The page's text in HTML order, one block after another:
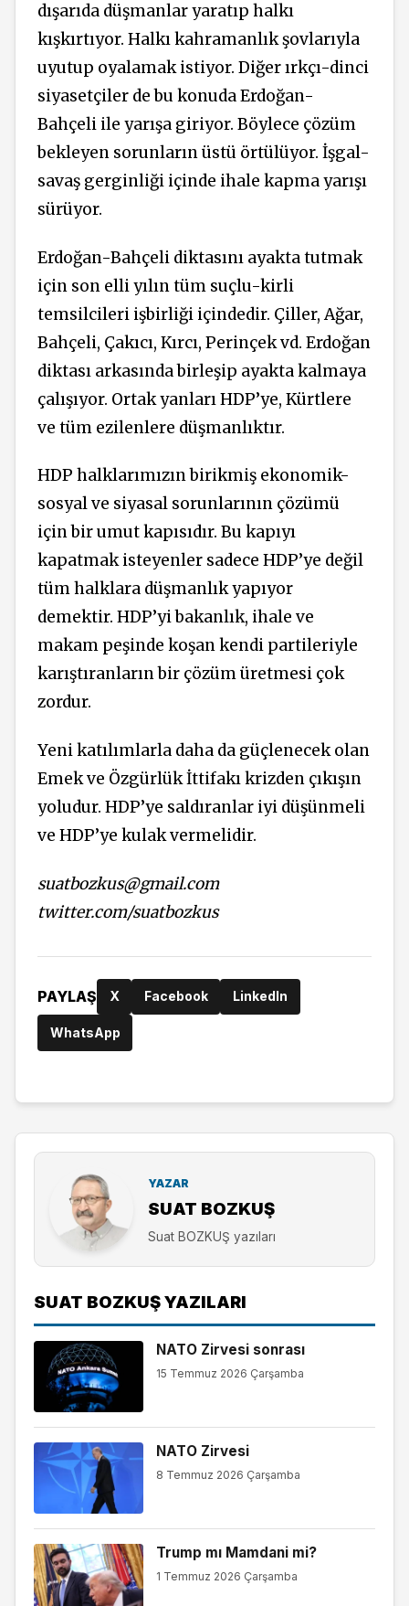
dışarıda düşmanlar yaratıp halkı
kışkırtıyor. Halkı kahramanlık şovlarıyla
uyutup oyalamak istiyor. Diğer ırkçı-dinci
siyasetçiler de bu konuda Erdoğan-
Bahçeli ile yarışa giriyor. Böylece çözüm
bekleyen sorunların üstü örtülüyor. İşgal-
savaş gerginliği içinde ihale kapma yarışı
sürüyor.
Erdoğan-Bahçeli diktasını ayakta tutmak
için son elli yılın tüm suçlu-kirli
temsilcileri işbirliği içindedir. Çiller, Ağar,
Bahçeli, Çakıcı, Kırcı, Perinçek vd. Erdoğan
diktası arkasında birleşip ayakta kalmaya
çalışıyor. Ortak yanları HDP’ye, Kürtlere
ve tüm ezilenlere düşmanlıktır.
HDP halklarımızın birikmiş ekonomik-
sosyal ve siyasal sorunlarının çözümü
için bir umut kapısıdır. Bu kapıyı
kapatmak isteyenler sadece HDP’ye değil
tüm halklara düşmanlık yapıyor
demektir. HDP’yi bakanlık, ihale ve
makam peşinde koşan kendi partileriyle
karıştıranların bir çözüm üretmesi çok
zordur.
Yeni katılımlarla daha da güçlenecek olan
Emek ve Özgürlük İttifakı krizden çıkışın
yoludur. HDP’ye saldıranlar iyi düşünmeli
ve HDP’ye kulak vermelidir.
suatbozkus@gmail.com
twitter.com/suatbozkus
PAYLAŞ X Facebook LinkedIn
WhatsApp
YAZAR
SUAT BOZKUŞ
Suat BOZKUŞ yazıları
SUAT BOZKUŞ YAZILARI
NATO Zirvesi sonrası
15 Temmuz 2026 Çarşamba
NATO Zirvesi
8 Temmuz 2026 Çarşamba
Trump mı Mamdani mi?
1 Temmuz 2026 Çarşamba